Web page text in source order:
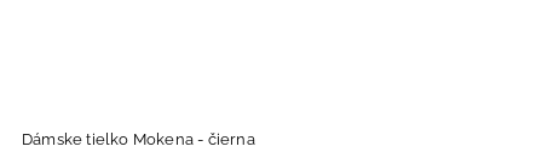
Dámske tielko Mokena - čierna